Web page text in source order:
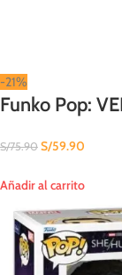
-21%
Funko Pop:
S/75.90 S/59.90
Añadir al carrito